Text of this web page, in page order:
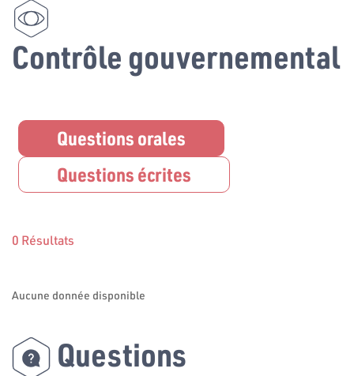
Contrôle gouvernemental
Questions orales
Questions écrites
0 Résultats
Aucune donnée disponible
Questions